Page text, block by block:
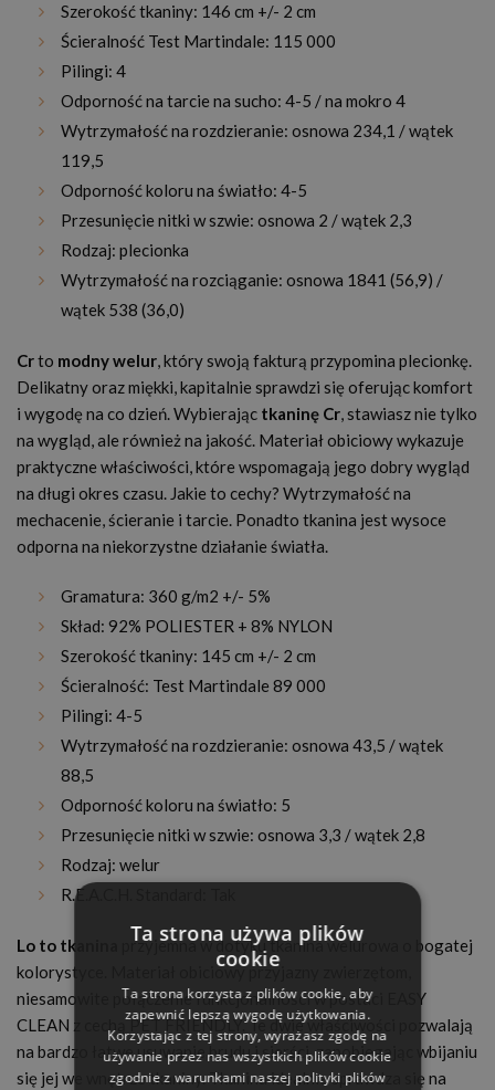
Szerokość tkaniny: 146 cm +/- 2 cm
Ścieralność Test Martindale: 115 000
Pilingi: 4
Odporność na tarcie na sucho: 4-5 / na mokro 4
Wytrzymałość na rozdzieranie: osnowa 234,1 / wątek
119,5
Odporność koloru na światło: 4-5
Przesunięcie nitki w szwie: osnowa 2 / wątek 2,3
Rodzaj: plecionka
Wytrzymałość na rozciąganie: osnowa 1841 (56,9) /
wątek 538 (36,0)
Crto modny welur, który swoją fakturą przypomina plecionkę.
Delikatny oraz miękki, kapitalnie sprawdzi się oferując komfort
i wygodę na co dzień. Wybierając tkaninę Cr, stawiasz nie tylko
na wygląd, ale również na jakość. Materiał obiciowy wykazuje
praktyczne właściwości, które wspomagają jego dobry wygląd
na długi okres czasu. Jakie to cechy? Wytrzymałość na
mechacenie, ścieranie i tarcie. Ponadto tkanina jest wysoce
odporna na niekorzystne działanie światła.
Gramatura: 360 g/m2 +/- 5%
Skład: 92% POLIESTER + 8% NYLON
Szerokość tkaniny: 145 cm +/- 2 cm
Ścieralność: Test Martindale 89 000
Pilingi: 4-5
Wytrzymałość na rozdzieranie: osnowa 43,5 / wątek
88,5
Odporność koloru na światło: 5
Przesunięcie nitki w szwie: osnowa 3,3 / wątek 2,8
Rodzaj: welur
R.E.A.C.H. Standard: Tak
Lo to tkanina
przyjemna w dotyku tkanina welurowa o bogatej
kolorystyce. Materiał obiciowy przyjazny zwierzętom,
niesamowite połączenie funkcjonalności w postaci EASY
CLEAN z cechą PET FRIENDLY. Te dwie właściwości pozwalają
na bardzo łatwe usuwanie brudu i sierści, zapobiegając wbijaniu
się jej we wnętrze tkaniny. Tkanina idealnie sprawdza się na
Ta strona używa plików
cookie
Ta strona korzysta z plików cookie, aby
zapewnić lepszą wygodę użytkowania.
Korzystając z tej strony, wyrażasz zgodę na
używanie przez nas wszystkich plików cookie
zgodnie z warunkami naszej polityki plików